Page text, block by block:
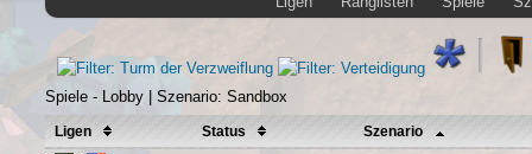
Spiele - Lobby | Szenario: Sandbox
Ligen Status Szenario